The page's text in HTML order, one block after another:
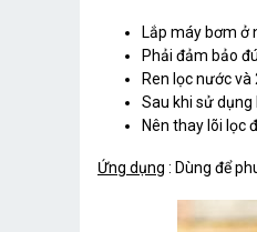
Lắp máy bơm ở
Phải đảm bảo
Ren lọc nước
Sau khi sử
Nên thay lõi lọc
Ứng dụng : Dùng để